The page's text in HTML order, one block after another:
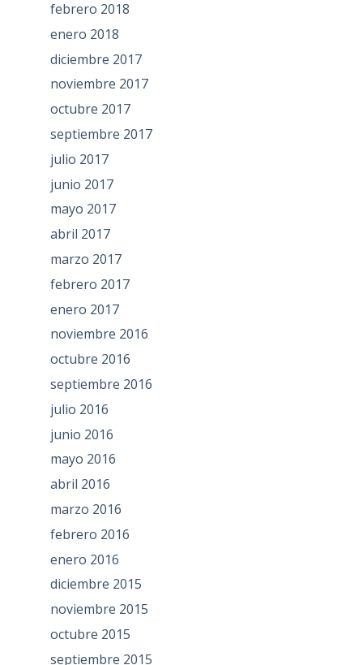
febrero 2018
enero 2018
diciembre 2017
noviembre 2017
octubre 2017
septiembre 2017
julio 2017
junio 2017
mayo 2017
abril 2017
marzo 2017
febrero 2017
enero 2017
noviembre 2016
octubre 2016
septiembre 2016
julio 2016
junio 2016
mayo 2016
abril 2016
marzo 2016
febrero 2016
enero 2016
diciembre 2015
noviembre 2015
octubre 2015
septiembre 2015